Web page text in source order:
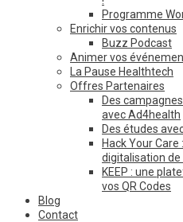
Programme
Enrichir vos contenus
Buzz Podcast
Animer vos
La Pause Healthtech
Offres Partenaires
Des
avec Ad4health
Des études
Hack Your
digitalisation de
KEEP : une
vos QR Codes
Blog
Contact